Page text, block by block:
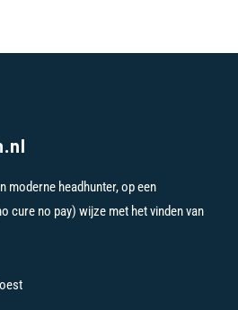
moderne headhunter, op een
cure no pay) wijze met het vinden van